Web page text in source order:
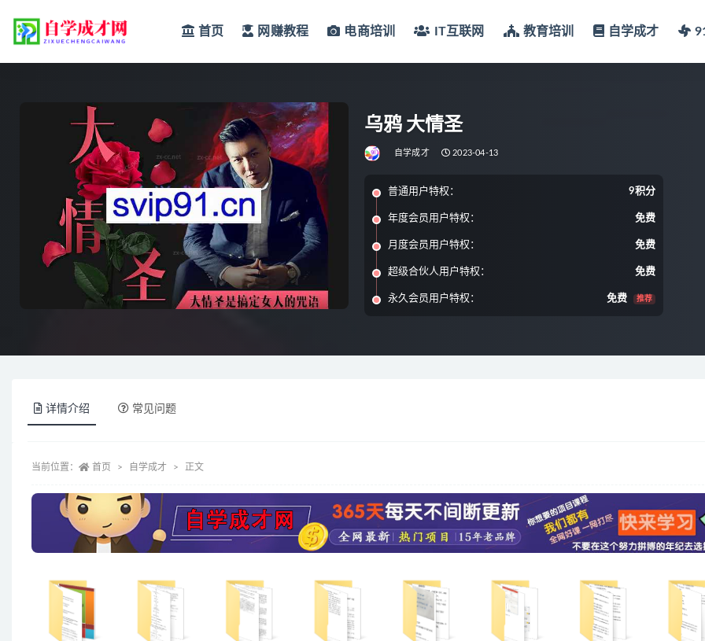
首页 网赚教程 电商培训 IT互联网 教育培训 自学成才
乌鸦 大情圣
自学成才 2023-04-13
普通用户特权： 9积分
年度会员用户特权： 免费
月度会员用户特权： 免费
超级合伙人用户特权： 免费
永久会员用户特权： 免费 推荐
详情介绍 常见问题
当前位置： 首页 自学成才 正文